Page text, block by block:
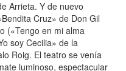
Arrieta. Y de nuevo
Cruz» de Don Gil
(«Tengo en mi alma
soy Cecilia» de la
Roig. El teatro se venía
luminoso, espectacular